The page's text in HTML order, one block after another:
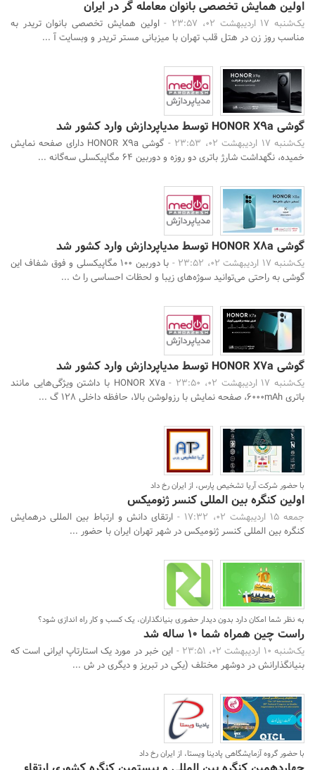
اولین همایش تخصصی بانوان معامله گر در ایران
یک‌شنبه 17 اردیبهشت 02، 23:57 -
اولین همایش تخصصی بانوان تریدر به
مناسب روز زن در هتل قلب تهران با میزبانی مستر تریدر و وبسایت آ ...
گوشی HONOR X9a توسط مدیاپردازش وارد کشور شد
یک‌شنبه 17 اردیبهشت 02، 23:53 -
گوشی HONOR X9a دارای صفحه نمایش
خمیده، نگهداشت شارژ باتری دو روزه و دوربین 64 مگاپیکسلی سه‌گانه ...
گوشی HONOR X8a توسط مدیاپردازش وارد کشور شد
یک‌شنبه 17 اردیبهشت 02، 23:52 -
با دوربین 100 مگاپیکسلی و فوق شفاف این
گوشی به راحتی می‌توانید سوژه‌های زیبا و لحظات احساسی را ث ...
گوشی HONOR X7a توسط مدیاپردازش وارد کشور شد
یک‌شنبه 17 اردیبهشت 02، 23:50 -
HONOR X7a با داشتن ویژگی‌هایی مانند
باتری 6000mAh، صفحه نمایش با رزولوشن بالا، حافظه داخلی 128 گ ...
با حضور شرکت آریا تشخیص پارس، از ایران رخ داد
اولین کنگره بین المللی کنسر ژنومیکس
جمعه 15 اردیبهشت 02، 17:32 -
ارتقای دانش و ارتباط بین المللی درهمایش
کنگره بین المللی کنسر ژنومیکس در شهر تهران ایران با حضور ...
به نظر شما امکان دارد بدون دیدار حضوری بنیانگذاران، یک کسب و کار راه اندازی شود؟
راست چین همراه شما 10 ساله شد
یک‌شنبه 10 اردیبهشت 02، 23:51 -
این خبر در مورد یک استارتاپ ایرانی است که
بنیانگذارانش در دوشهر مختلف (یکی در تبریز و دیگری در ش ...
با حضور گروه آزمایشگاهی پادینا ویستا، از ایران رخ داد